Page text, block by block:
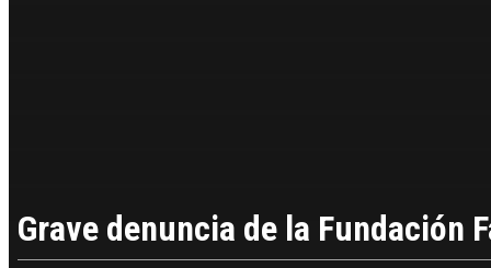
Grave denuncia de la Fundación